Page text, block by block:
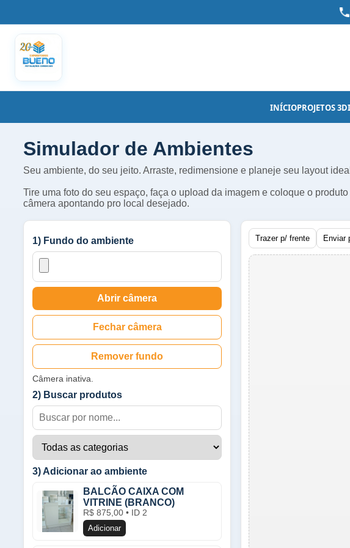
INÍCIOPROJETOS 3D
Simulador de Ambientes
Seu ambiente, do seu jeito. Arraste, redimensione e planeje seu layout
Tire uma foto do seu espaço, faça o upload da imagem e coloque o
câmera apontando pro local desejado.
1) Fundo do ambiente
Abrir câmera
Fechar câmera
Remover fundo
Câmera inativa.
2) Buscar produtos
3) Adicionar ao ambiente
BALCÃO CAIXA COM
VITRINE (BRANCO)
R$ 875,00 • ID 2
Adicionar
Trazer p/ frente Enviar